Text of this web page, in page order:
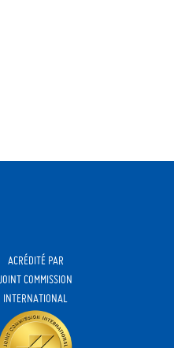
ACRÉDITÉ PAR
JOINT COMMISSION
INTERNATIONAL